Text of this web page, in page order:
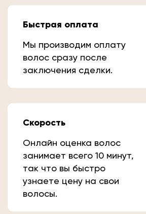
Быстрая оплата
Мы производим оплату
волос сразу после
заключения сделки.
Скорость
Онлайн оценка волос
занимает всего 10 минут,
так что вы быстро
узнаете цену на свои
волосы.